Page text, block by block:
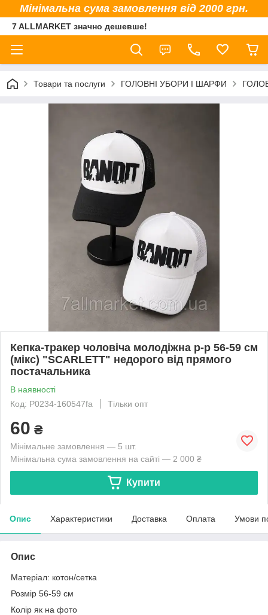
Мінімальна сума замовлення від 2000 грн.
7 ALLMARKET значно дешевше!
Товари та послуги ГОЛОВНІ УБОРИ І ШАРФИ
Кепка-тракер чоловіча молодіжна р-р 56-59 см
(мікс) "SCARLETT" недорого від прямого
постачальника
В наявності
Код: P0234-160547fa
Тільки опт
60 ₴
Мінімальне замовлення — 5 шт.
Мінімальна сума замовлення на сайті — 2 000 ₴
Купити
Опис Характеристики Доставка Оплата Умови
Опис
Матеріал: котон/сетка
Розмір 56-59 см
Колір як на фото